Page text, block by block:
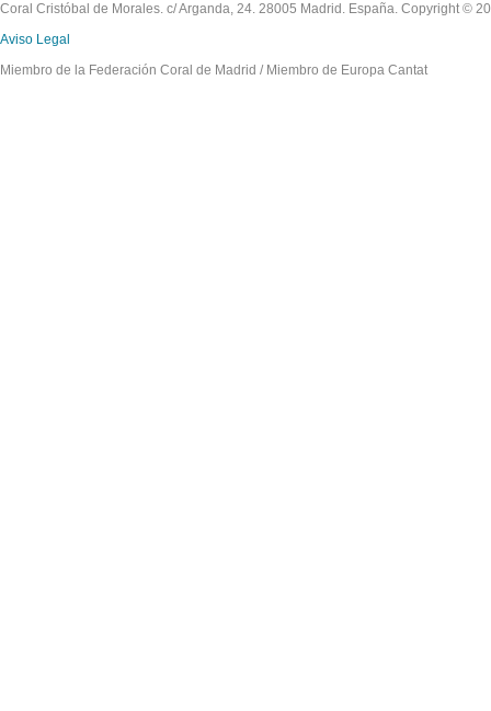
Coral Cristóbal de Morales. c/ Arganda, 24. 28005 Madrid. España. Copyright ©
Aviso Legal
Miembro de la Federación Coral de Madrid / Miembro de Europa Cantat